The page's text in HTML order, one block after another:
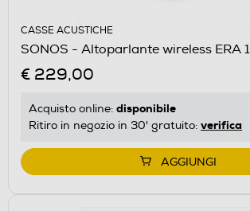
CASSE ACUSTICHE
SONOS - Altoparlante wireless ERA
€ 229,00
Acquisto online: disponibile
Ritiro in negozio in 30' gratuito: verifica
AGGIUNGI